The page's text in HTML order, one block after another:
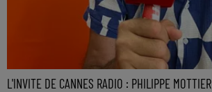
L'INVITE DE CANNES RADIO : PHILIPPE MOTTIER